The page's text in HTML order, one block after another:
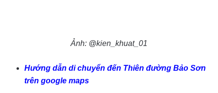
Ảnh: @kien_khuat_01
Hướng dẫn di chuyển đến Thiên đường Bảo Sơn
trên google maps